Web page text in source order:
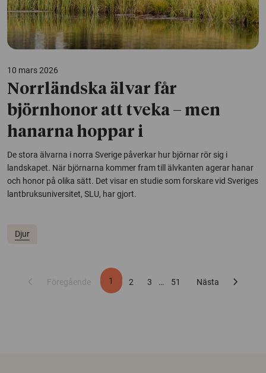
10 mars 2026
Norrländska älvar får
björnhonor att tveka – men
hanarna hoppar i
De stora älvarna i norra Sverige påverkar hur björnar rör sig i
landskapet. När björnarna kommer fram till älvkanten agerar hanar
och honor på olika sätt. Det visar en studie som forskare vid Sveriges
lantbruksuniversitet, SLU, har gjort.
Djur
chevron_left Föregående 1 2 3 … 51 Nästa chevron_right